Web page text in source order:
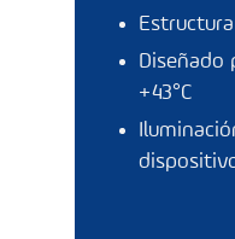
Diseñado
+43°C